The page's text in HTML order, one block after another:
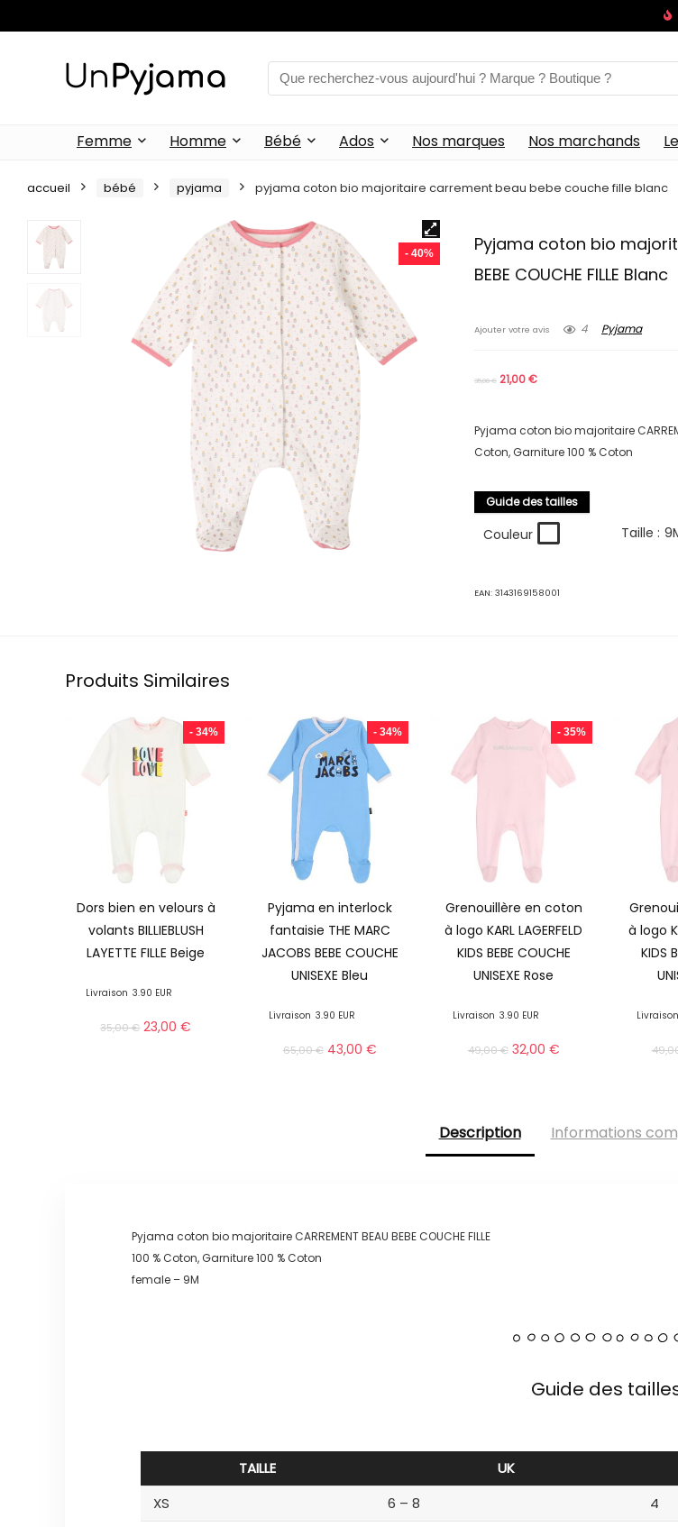
Femme Homme Bébé Ados Nos marques Nos marchands
accueil bébé pyjama pyjama coton bio majoritaire carrement beau bebe couche fille blanc
- 40%
Pyjama coton bio
BEBE COUCHE FILLE Blanc
Ajouter votre avis 4 Pyjama
35,00€ 21,00€
Pyjama coton bio majoritaire
Coton, Garniture 100 % Coton
Guide des tailles
Couleur Taille :
EAN:3143169158001
Produits Similaires
- 34%
Dors bien en velours à
volants BILLIEBLUSH
LAYETTE FILLE Beige
Livraison 3.90 EUR
35,00€ 23,00€
- 34%
Pyjama en interlock
fantaisie THE MARC
JACOBS BEBE COUCHE
UNISEXE Bleu
Livraison 3.90 EUR
65,00€ 43,00 €
- 35%
Grenouillère en coton
à logo KARL LAGERFELD
KIDS BEBE COUCHE
UNISEXE Rose
Livraison 3.90 EUR
49,00€ 32,00 €
à logo
KIDS
Livraison
Description Informations
Pyjama coton bio majoritaire CARREMENT BEAU BEBE COUCHE FILLE
100 % Coton, Garniture 100 % Coton
female – 9M
Guide des
TAILLE UK
XS
6 – 8 4